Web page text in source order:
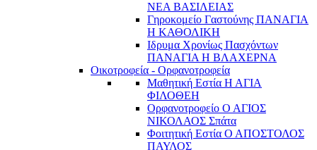
ΝΕΑ ΒΑΣΙΛΕΙΑΣ
Γηροκομείο Γαστούνης ΠΑΝΑΓΙΑ
Η ΚΑΘΟΛΙΚΗ
Ιδρυμα Χρονίως Πασχόντων
ΠΑΝΑΓΙΑ Η ΒΛΑΧΕΡΝΑ
Οικοτροφεία - Ορφανοτροφεία
Μαθητική Εστία Η ΑΓΙΑ
ΦΙΛΟΘΕΗ
Ορφανοτροφείο Ο ΑΓΙΟΣ
ΝΙΚΟΛΑΟΣ Σπάτα
Φοιτητική Εστία Ο ΑΠΟΣΤΟΛΟΣ
ΠΑΥΛΟΣ